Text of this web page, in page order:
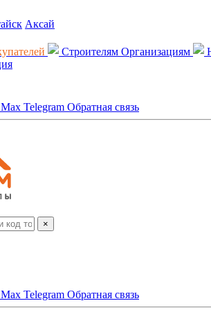
Аксай
Строителям Организациям
Max Telegram Обратная связь
×
Max Telegram Обратная связь